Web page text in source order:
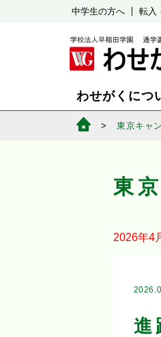
中学生の方へ 転入
わせがくにつ
東京キャ
東
2026年4